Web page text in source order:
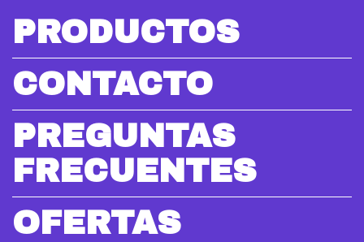
PRODUCTOS
CONTACTO
PREGUNTAS
FRECUENTES
OFERTAS